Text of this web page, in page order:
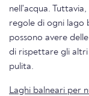
nell'acqua.
regole di ogni lago
possono avere
di rispettare gli
pulita.
Laghi balneari per